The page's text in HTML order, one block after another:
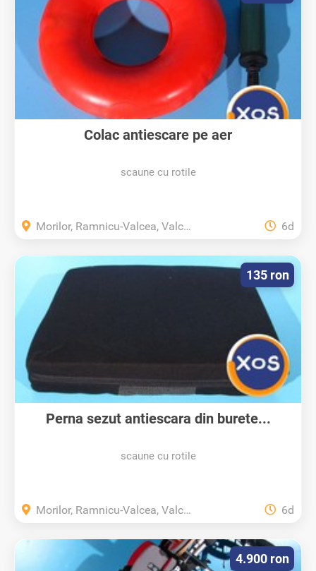
Colac antiescare pe aer
scaune cu rotile
Morilor, Ramnicu-Valcea, Valcea 6d
Perna sezut antiescara din burete...
scaune cu rotile
135 ron
Morilor, Ramnicu-Valcea, Valcea 6d
4.900 ron